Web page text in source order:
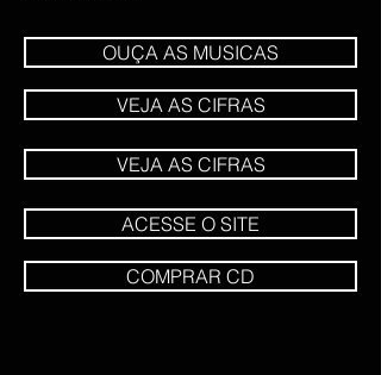
OUÇA AS MUSICAS
VEJA AS CIFRAS
VEJA AS CIFRAS
ACESSE O SITE
COMPRAR CD